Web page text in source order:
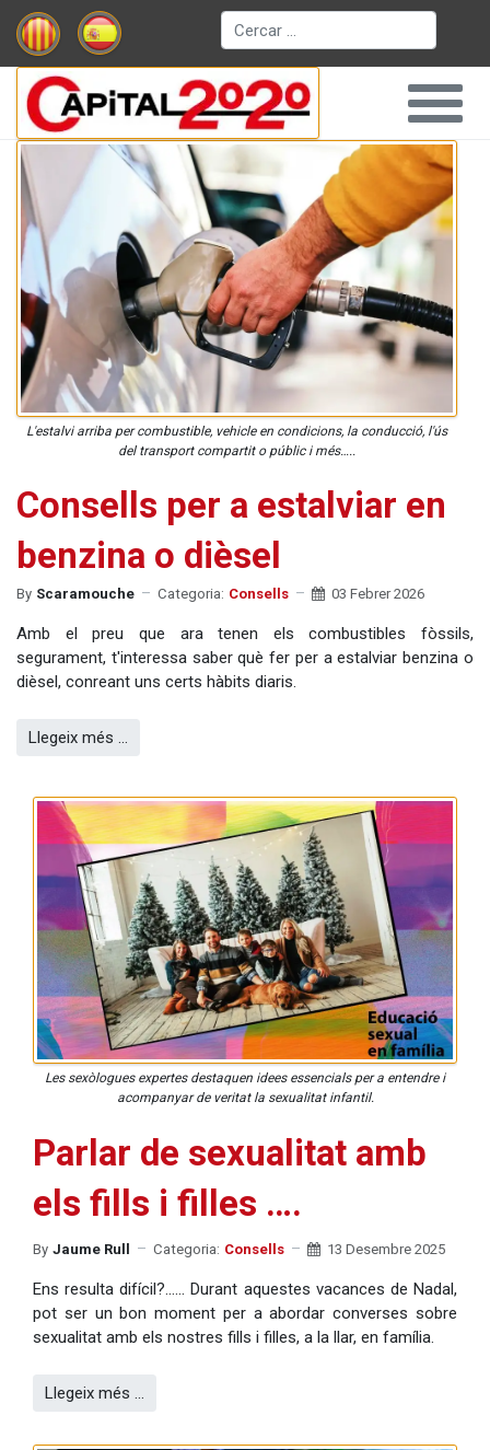
Cerca
L'estalvi arriba per combustible, vehicle en condicions, la conducció, l'ús
del transport compartit o públic i més…..
Consells per a estalviar en
benzina o dièsel
By Scaramouche Categoria: Consells 03 Febrer 2026
Amb el preu que ara tenen els combustibles fòssils,
segurament, t'interessa saber què fer per a estalviar benzina o
dièsel, conreant uns certs hàbits diaris.
Llegeix més …
Les sexòlogues expertes destaquen idees essencials per a entendre i
acompanyar de veritat la sexualitat infantil.
Parlar de sexualitat amb
els fills i filles ….
By Jaume Rull Categoria: Consells 13 Desembre 2025
Ens resulta difícil?...... Durant aquestes vacances de Nadal,
pot ser un bon moment per a abordar converses sobre
sexualitat amb els nostres fills i filles, a la llar, en família.
Llegeix més …